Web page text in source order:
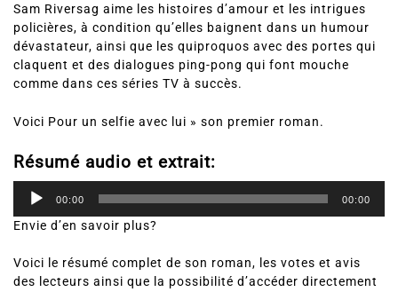
Sam Riversag aime les histoires d’amour et les intrigues
policières, à condition qu’elles baignent dans un humour
dévastateur, ainsi que les quiproquos avec des portes qui
claquent et des dialogues ping-pong qui font mouche
comme dans ces séries TV à succès.
Voici Pour un selfie avec lui » son premier roman.
Résumé audio et extrait:
Lecteur
audio
00:00 00:00
Envie d’en savoir plus?
Voici le résumé complet de son roman, les votes et avis
des lecteurs ainsi que la possibilité d’accéder directement